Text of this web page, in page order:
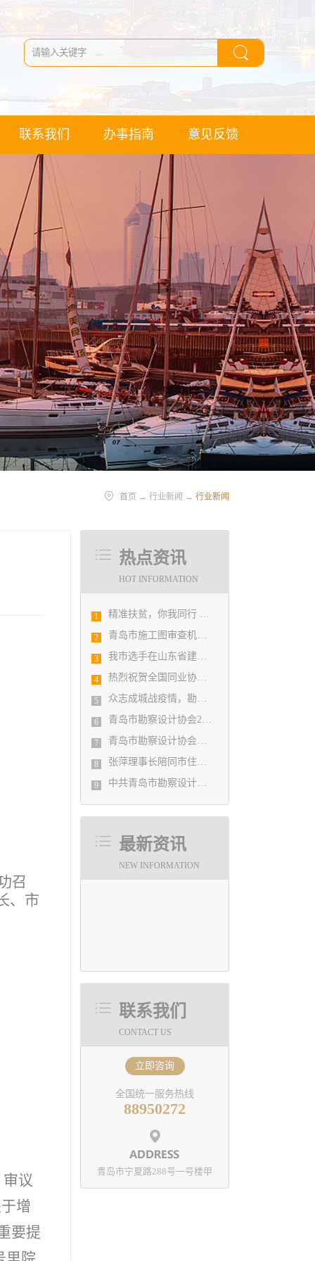
联系我们 办事指南 意见反馈
首页 → 行业新闻 → 行业新闻
热点资讯
HOT INFORMATION
1 精准扶贫，你我同行 ——协会荣获全市2018年度脱贫攻坚和扶贫协作先进集体
2 青岛市施工图审查机构第八次联席会议成功举办
3 我市选手在山东省建筑设计BIM技术应用技能竞赛取得佳绩
4 热烈祝贺全国同业协会共庆新中国成立七十周年大会在广州成功举办 我市工程勘察设计行业获得多项荣誉称号
5 众志成城战疫情，勘察设计行业在行动
6 青岛市勘察设计协会2020年度第一次理事会顺利召开
7 青岛市勘察设计协会陪同市住房和城乡建设局刘波副局长走访调研会员单位
8 张萍理事长陪同市住房和城乡建设局赴陇南开展东西部扶贫协作工作
9 中共青岛市勘察设计协会党支部日前召开民主生活会
最新资讯
NEW INFORMATION
联系我们
CONTACT US
立即咨询
全国统一服务热线
88950272
青岛市宁夏路288号一号楼甲
召
、市
议
增
要提